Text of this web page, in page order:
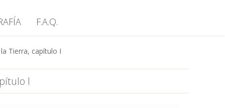
F.A.Q.
Tierra, capítulo I
I